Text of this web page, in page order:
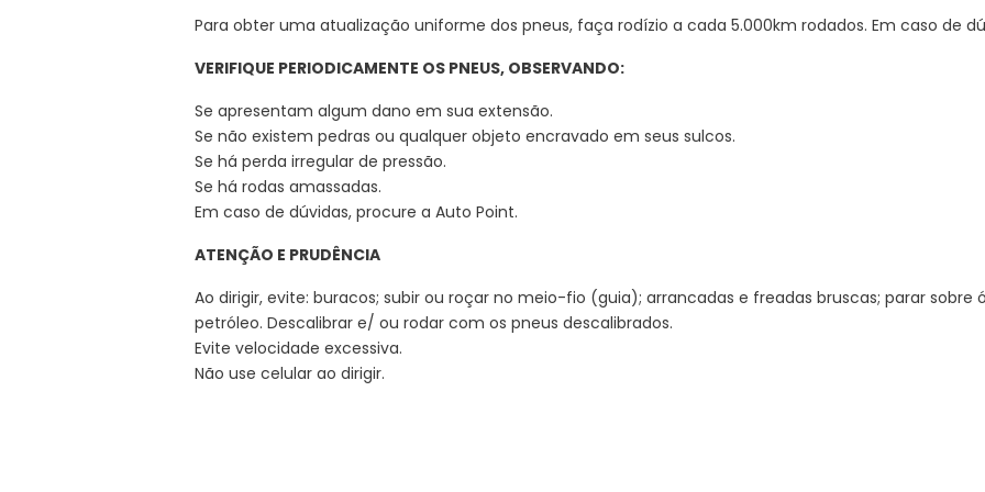
Para obter uma atualização uniforme dos pneus, faça rodízio a cada 5.000km rodados. Em caso de
VERIFIQUE PERIODICAMENTE OS PNEUS, OBSERVANDO:
Se apresentam algum dano em sua extensão.
Se não existem pedras ou qualquer objeto encravado em seus sulcos.
Se há perda irregular de pressão.
Se há rodas amassadas.
Em caso de dúvidas, procure a Auto Point.
ATENÇÃO E PRUDÊNCIA
Ao dirigir, evite: buracos; subir ou roçar no meio-fio (guia); arrancadas e freadas bruscas; parar sobre
petróleo. Descalibrar e/ ou rodar com os pneus descalibrados.
Evite velocidade excessiva.
Não use celular ao dirigir.